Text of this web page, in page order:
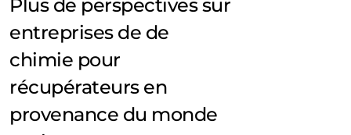
Plus de perspectives sur
entreprises de de
chimie pour
récupérateurs en
provenance du monde